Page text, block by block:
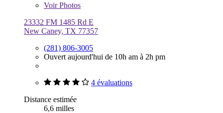
VoirPhotos
23332 FM 1485 Rd E
New Caney, TX 77357
(281) 806-3005
Ouvert aujourd'hui de 10h am à 2h pm
4 évaluations
Distance estimée
6,6 milles